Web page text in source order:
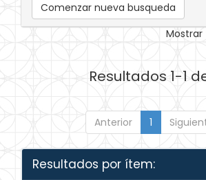
Comenzar nueva busqueda
Mostrar
Resultados 1-1
Anterior 1
Resultados por ítem: